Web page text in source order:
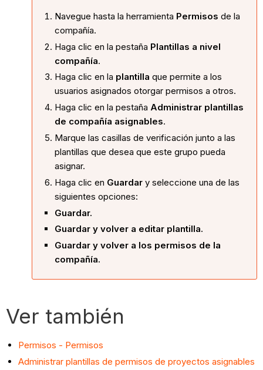
Navegue hasta la herramienta Permisos de la
compañía.
Haga clic en la pestaña Plantillas a nivel
compañía.
Haga clic en la plantilla que permite a los
usuarios asignados otorgar permisos a otros.
Haga clic en la pestaña Administrar plantillas
de compañía asignables.
Marque las casillas de verificación junto a las
plantillas que desea que este grupo pueda
asignar.
Haga clic en Guardar y seleccione una de las
siguientes opciones:
Guardar.
Guardar y volver a editar plantilla.
Guardar y volver a los permisos de la
compañía.
Ver también
Permisos - Permisos
Administrar plantillas de permisos de proyectos asignables